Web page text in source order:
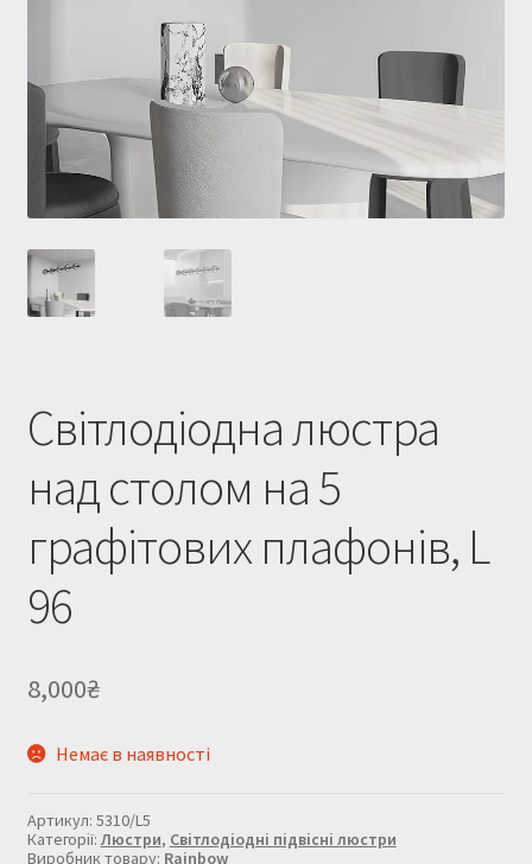
Магазин
Політика повернення
Розрахунок та доставка
Усi люстри
Світлодіодна люстра
над столом на 5
графітових плафонів, L
96
8,000₴
Немає в наявності
Артикул: 5310/L5
Категорії: Люстри, Світлодіодні підвісні люстри
Виробник товару: Rainbow